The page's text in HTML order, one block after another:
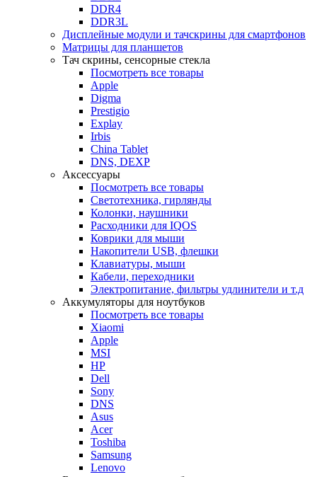
DDR4
DDR3L
Дисплейные модули и тачскрины для смартфонов
Матрицы для планшетов
Тач скрины, сенсорные стекла
Посмотреть все товары
Apple
Digma
Prestigio
Explay
Irbis
China Tablet
DNS, DEXP
Аксессуары
Посмотреть все товары
Светотехника, гирлянды
Колонки, наушники
Расходники для IQOS
Коврики для мыши
Накопители USB, флешки
Клавиатуры, мыши
Кабели, переходники
Электропитание, фильтры удлинители и т.д
Аккумуляторы для ноутбуков
Посмотреть все товары
Xiaomi
Apple
MSI
HP
Dell
Sony
DNS
Asus
Acer
Toshiba
Samsung
Lenovo